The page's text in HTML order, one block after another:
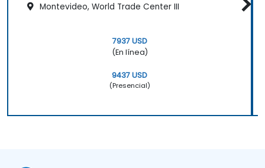
Montevideo, World Trade Center III
7937 USD
(En línea)
9437 USD
(Presencial)